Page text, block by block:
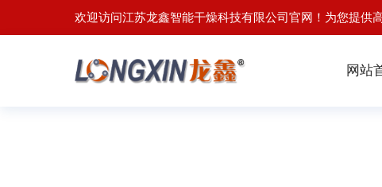
欢迎访问江苏龙鑫智能干燥科技有限公司官网！为您提供
网站